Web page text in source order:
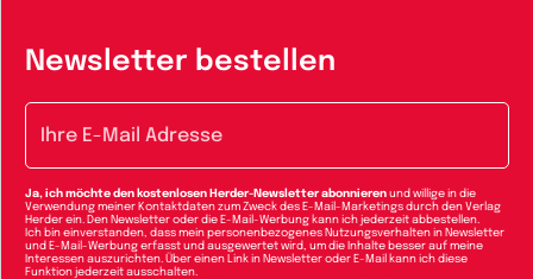
Newsletter bestellen
Ja, ich möchte den kostenlosen Herder-Newsletter abonnieren und willige in die
Verwendung meiner Kontaktdaten zum Zweck des E-Mail-Marketings durch den Verlag
Herder ein. Den Newsletter oder die E-Mail-Werbung kann ich jederzeit abbestellen.
Ich bin einverstanden, dass mein personenbezogenes Nutzungsverhalten in Newsletter
und E-Mail-Werbung erfasst und ausgewertet wird, um die Inhalte besser auf meine
Interessen auszurichten. Über einen Link in Newsletter oder E-Mail kann ich diese
Funktion jederzeit ausschalten.